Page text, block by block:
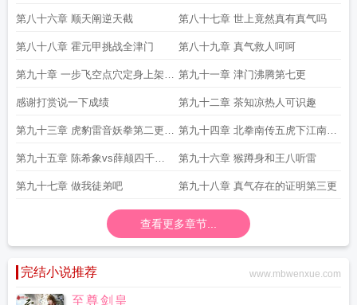
求月票求首订
第八十六章 顺天阐逆天截 第八十七章 世上竟然真有真气吗
第八十八章 霍元甲挑战全津门 第八十九章 真气救人呵呵
第九十章 一步飞空点穴定身上架第
六更
第九十一章 津门沸腾第七更
感谢打赏说一下成绩 第九十二章 茶知凉热人可识趣
第九十三章 虎豹雷音妖拳第二更求
月票
第九十四章 北拳南传五虎下江南第
三更
第九十五章 陈希象vs薛颠四千四
大章
第九十六章 猴蹲身和王八听雷
第九十七章 做我徒弟吧 第九十八章 真气存在的证明第三更
查看更多章节...
完结小说推荐 www.mbwenxue.com
至尊剑皇